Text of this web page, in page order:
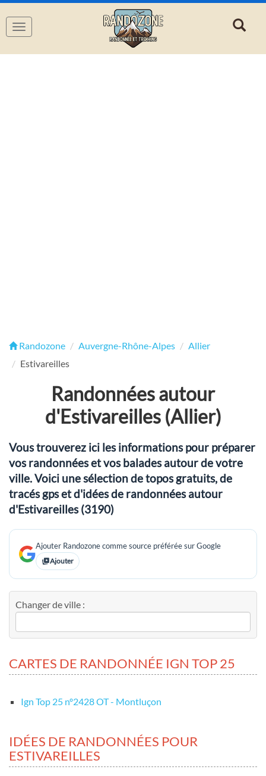
Navigation
Randozone Auvergne-Rhône-Alpes
Allier
Estivareilles
Randonnées autour
d'Estivareilles (Allier)
Vous trouverez ici les informations pour préparer
vos randonnées et vos balades autour de votre
ville. Voici une sélection de topos gratuits, de
tracés gps et d'idées de randonnées autour
d'Estivareilles (3190)
Ajouter Randozone comme source préférée sur Google
Ajouter
Changer de ville :
CARTES DE RANDONNÉE IGN TOP 25
Ign Top 25 nº2428 OT - Montluçon
IDÉES DE RANDONNÉES POUR
ESTIVAREILLES